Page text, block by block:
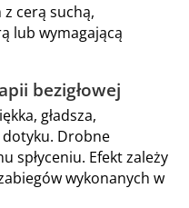
cerą suchą,
lub wymagającą
bezigłowej
gładsza,
Drobne
spłyceniu. Efekt zależy
wykonanych w